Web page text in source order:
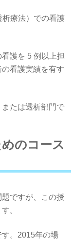
療法）での看護
護を 5 例以上担
看護実績を有す
たは透析部門で
のコース
ですが、この授
。
。2015年の場